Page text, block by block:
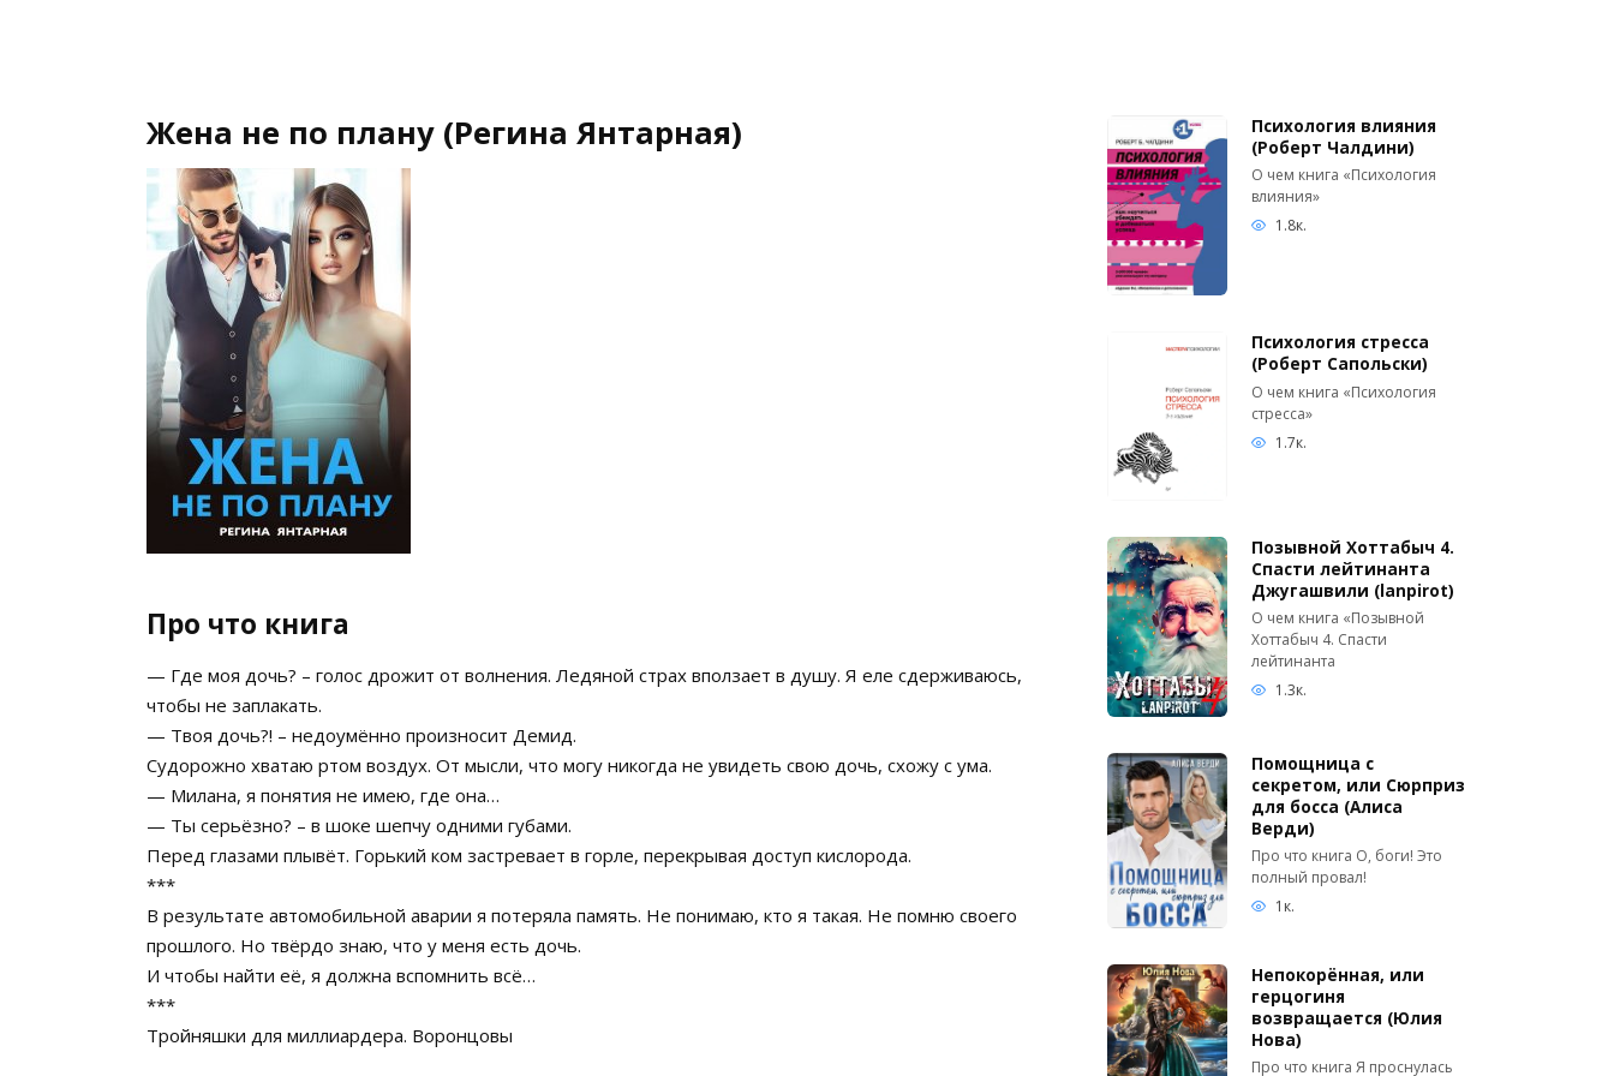
Жена не по плану (Регина Янтарная)
Про что книга
— Где моя дочь? – голос дрожит от волнения. Ледяной страх вползает в душу. Я еле сдерживаюсь,
чтобы не заплакать.
— Твоя дочь?! – недоумённо произносит Демид.
Судорожно хватаю ртом воздух. От мысли, что могу никогда не увидеть свою дочь, схожу с ума.
— Милана, я понятия не имею, где она…
— Ты серьёзно? – в шоке шепчу одними губами.
Перед глазами плывёт. Горький ком застревает в горле, перекрывая доступ кислорода.
***
В результате автомобильной аварии я потеряла память. Не понимаю, кто я такая. Не помню своего
прошлого. Но твёрдо знаю, что у меня есть дочь.
И чтобы найти её, я должна вспомнить всё…
***
Тройняшки для миллиардера. Воронцовы
Психология влияния
(Роберт Чалдини)
О чем книга «Психология
влияния»
1.8к.
Психология стресса
(Роберт Сапольски)
О чем книга «Психология
стресса»
1.7к.
Позывной Хоттабыч 4.
Спасти лейтинанта
Джугашвили (lanpirot)
О чем книга «Позывной
Хоттабыч 4. Спасти
лейтинанта
1.3к.
Помощница с
секретом, или Сюрприз
для босса (Алиса
Верди)
Про что книга О, боги! Это
полный провал!
1к.
Непокорённая, или
герцогиня
возвращается (Юлия
Нова)
Про что книга Я проснулась